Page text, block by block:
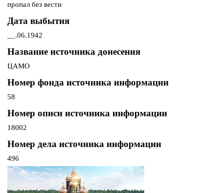
пропал без вести
Дата выбытия
__.06.1942
Название источника донесения
ЦАМО
Номер фонда источника информации
58
Номер описи источника информации
18002
Номер дела источника информации
496